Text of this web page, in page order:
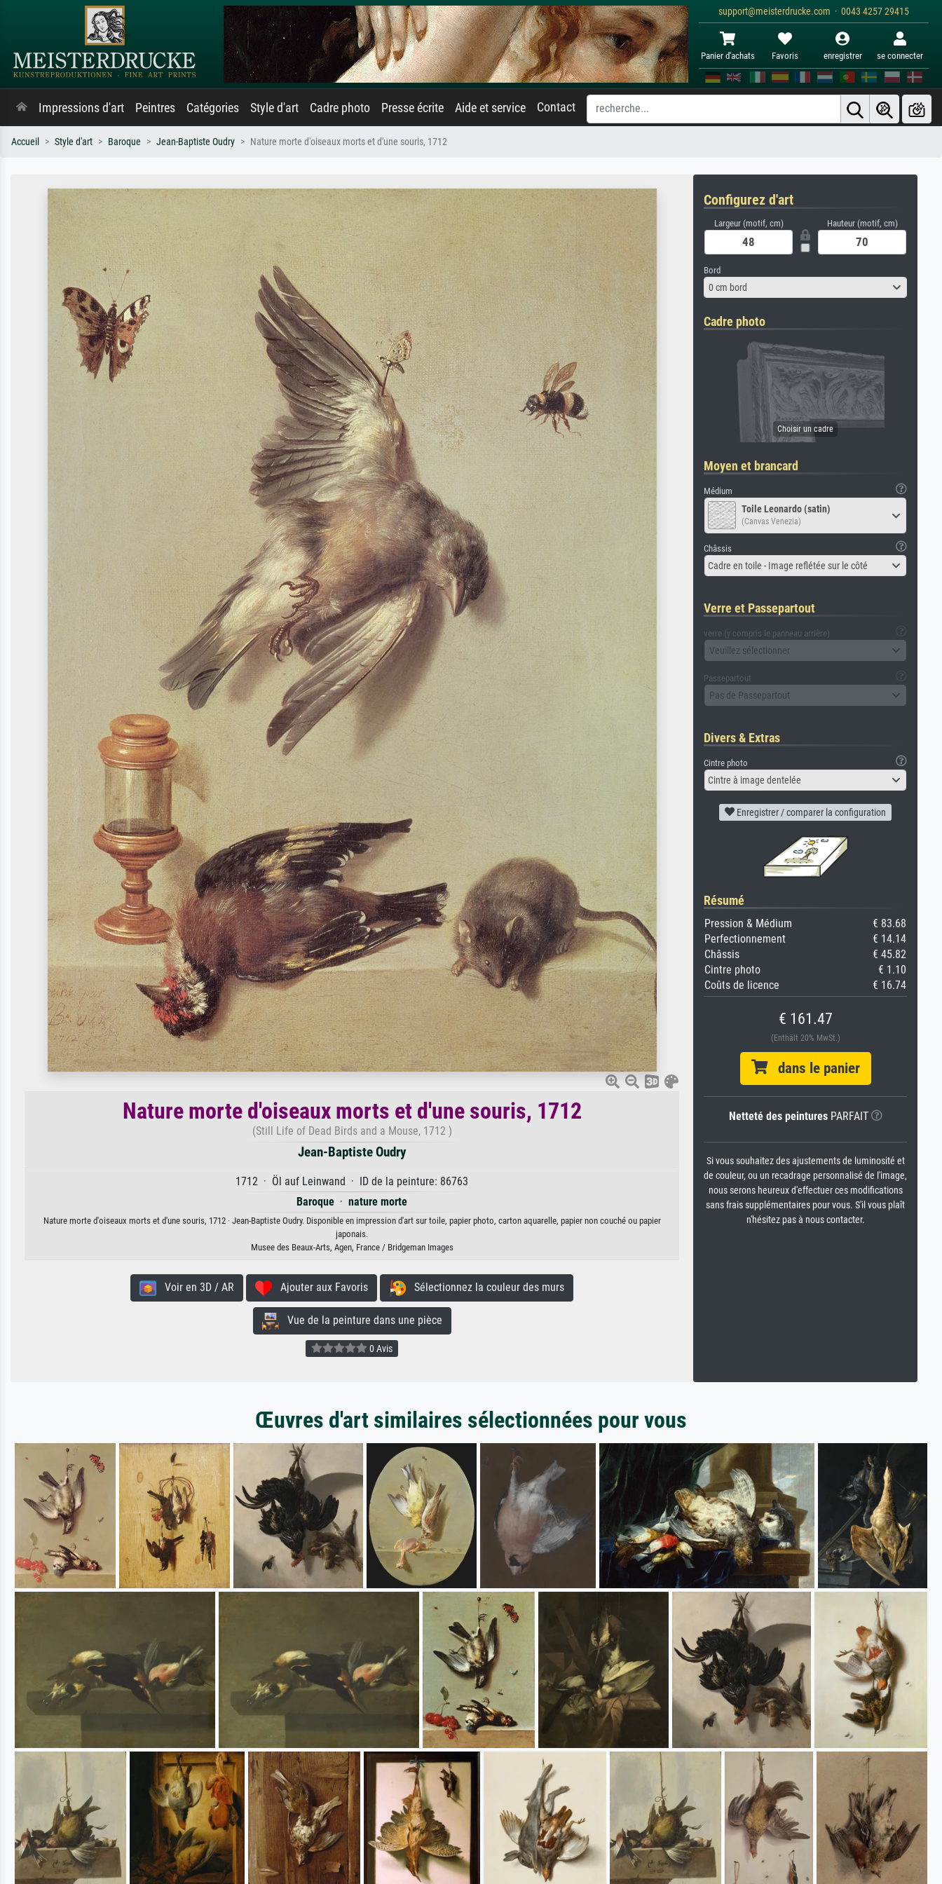
support@meisterdrucke.com · 0043 4257 29415
Panier d'achats Favoris enregistrer se connecter
Impressions d'art Peintres Catégories Style d'art Cadre photo Presse écrite Aide et service Contact
Accueil Style d'art Baroque Jean-Baptiste Oudry Nature morte d'oiseaux morts et d'une souris, 1712
Nature morte d'oiseaux morts et d'une souris, 1712
(Still Life of Dead Birds and a Mouse, 1712 )
Jean-Baptiste Oudry
1712 · Öl auf Leinwand · ID de la peinture: 86763
Baroque · nature morte
Nature morte d'oiseaux morts et d'une souris, 1712 · Jean-Baptiste Oudry. Disponible en impression d'art sur toile, papier photo, carton aquarelle, papier non couché ou papier
japonais.
Musee des Beaux-Arts, Agen, France / Bridgeman Images
Voir en 3D / AR Ajouter aux Favoris Sélectionnez la couleur des murs
Vue de la peinture dans une pièce
0 Avis
Configurez d'art
Largeur (motif, cm) Hauteur (motif, cm)
Bord
0 cm bord
Cadre photo
Moyen et brancard
Médium
Toile Leonardo (satin)
(Canvas Venezia)
Châssis
Cadre en toile - Image reflétée sur le côté
Verre et Passepartout
verre (y compris le panneau arrière)
Veuillez sélectionner
Passepartout
Pas de Passepartout
Divers & Extras
Cintre photo
Cintre à image dentelée
Enregistrer / comparer la configuration
Résumé
Pression & Médium
€ 83.68
Perfectionnement
€ 14.14
Châssis
€ 45.82
Cintre photo
€ 1.10
Coûts de licence
€ 16.74
€ 161.47
(Enthält 20% MwSt.)
dans le panier
Netteté des peinturesPARFAIT
Si vous souhaitez des ajustements de luminosité et
de couleur, ou un recadrage personnalisé de l'image,
nous serons heureux d'effectuer ces modifications
sans frais supplémentaires pour vous. S'il vous plaît
n'hésitez pas à nous contacter.
Œuvres d'art similaires sélectionnées pour vous